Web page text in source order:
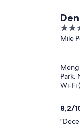
2.5
out
Mile
Denali
AK
Park.
Wi-Fi
8,2/